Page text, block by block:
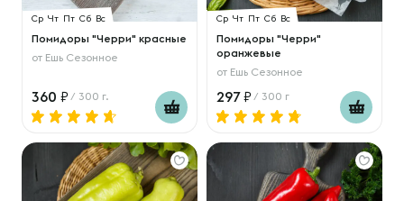
Ср Чт Пт Сб Вс
Помидоры "Черри" красные
от Ешь Сезонное
360 / 300 г.
Ср Чт Пт Сб Вс
Помидоры "Черри"
оранжевые
от Ешь Сезонное
297 / 300 г